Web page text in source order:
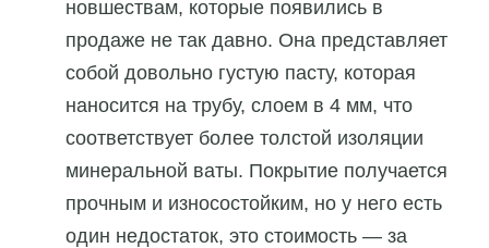
новшествам, которые появились в
продаже не так давно. Она представляет
собой довольно густую пасту, которая
наносится на трубу, слоем в 4 мм, что
соответствует более толстой изоляции
минеральной ваты. Покрытие получается
прочным и износостойким, но у него есть
один недостаток, это стоимость — за